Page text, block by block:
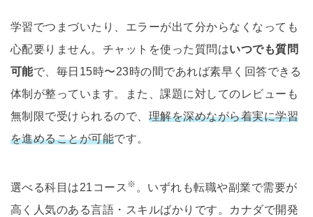
学習でつまづいたり、エラーが出て分からなくなっても
心配要りません。チャットを使った質問はいつでも質問
可能で、毎日15時〜23時の間であれば素早く回答できる
体制が整っています。また、課題に対してのレビューも
無制限で受けられるので、 理解を深めながら着実に学習
を進めることが可能です。
選べる科目は21コース ※ 。いずれも転職や副業で需要が
高く人気のある言語・スキルばかりです。カナダで開発